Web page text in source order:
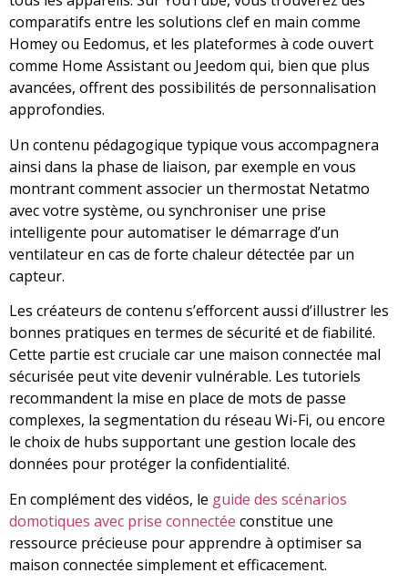
comparatifs entre les solutions clef en main comme
Homey ou Eedomus, et les plateformes à code ouvert
comme Home Assistant ou Jeedom qui, bien que plus
avancées, offrent des possibilités de personnalisation
approfondies.
Un contenu pédagogique typique vous accompagnera
ainsi dans la phase de liaison, par exemple en vous
montrant comment associer un thermostat Netatmo
avec votre système, ou synchroniser une prise
intelligente pour automatiser le démarrage d’un
ventilateur en cas de forte chaleur détectée par un
capteur.
Les créateurs de contenu s’efforcent aussi d’illustrer les
bonnes pratiques en termes de sécurité et de fiabilité.
Cette partie est cruciale car une maison connectée mal
sécurisée peut vite devenir vulnérable. Les tutoriels
recommandent la mise en place de mots de passe
complexes, la segmentation du réseau Wi-Fi, ou encore
le choix de hubs supportant une gestion locale des
données pour protéger la confidentialité.
En complément des vidéos, le guide des scénarios
domotiques avec prise connectée constitue une
ressource précieuse pour apprendre à optimiser sa
maison connectée simplement et efficacement.